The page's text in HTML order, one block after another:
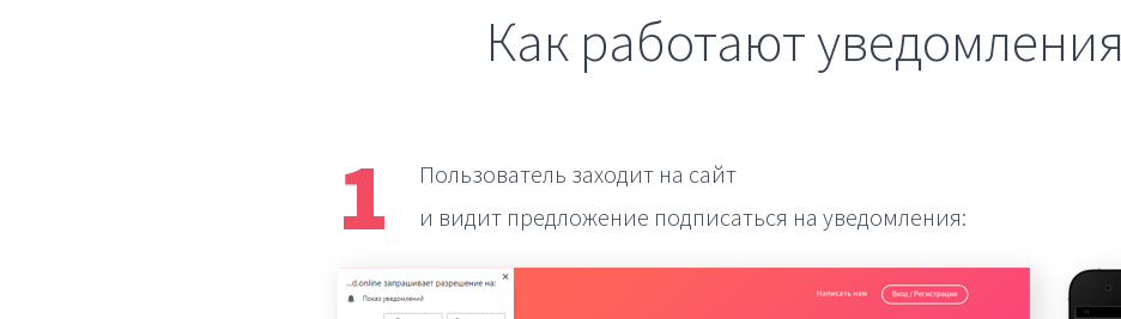
Как работают уведомления
1
Пользователь заходит на сайт
и видит предложение подписаться на уведомления: